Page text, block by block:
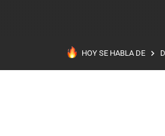
HOY SE HABLA DE